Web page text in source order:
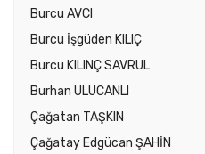
Burcu AVCI
Burcu İşgüden KILIÇ
Burcu KILINÇ SAVRUL
Burhan ULUCANLI
Çağatan TAŞKIN
Çağatay Edgücan ŞAHİN